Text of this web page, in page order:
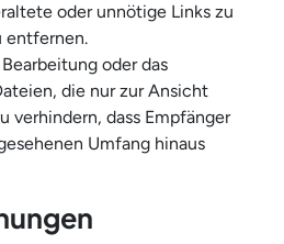
oder unnötige Links zu
entfernen.
oder das
die nur zur Ansicht
verhindern, dass Empfänger
Umfang hinaus